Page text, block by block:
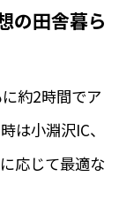
の田舎暮ら
約2時間でア
は小淵沢IC、
応じて最適な